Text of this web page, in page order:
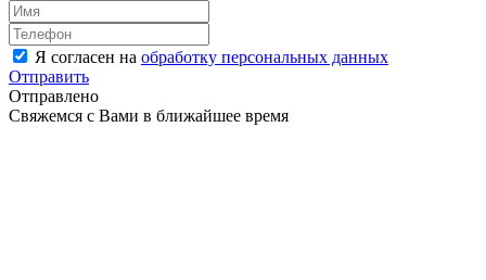
Я согласен на обработку персональных данных
Отправить
Отправлено
Свяжемся с Вами в ближайшее время